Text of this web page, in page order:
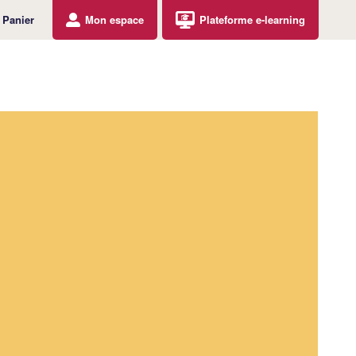
Panier Mon espace Plateforme e-learning